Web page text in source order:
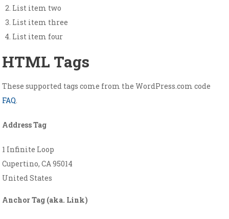
List item two
List item three
List item four
HTML Tags
These supported tags come from the WordPress.com code
FAQ.
Address Tag
1 Infinite Loop
Cupertino, CA 95014
United States
Anchor Tag (aka. Link)